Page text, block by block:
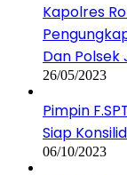
Kapolres
Dan Polsek
26/05/2023
Pimpin
Siap
06/10/2023